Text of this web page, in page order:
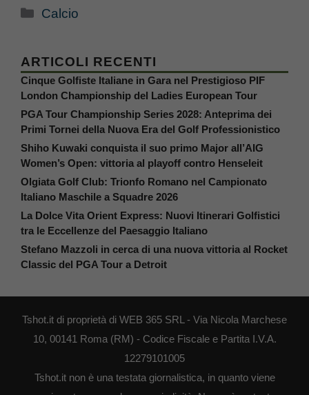
Categorie
Calcio
ARTICOLI RECENTI
Cinque Golfiste Italiane in Gara nel Prestigioso PIF
London Championship del Ladies European Tour
PGA Tour Championship Series 2028: Anteprima dei
Primi Tornei della Nuova Era del Golf Professionistico
Shiho Kuwaki conquista il suo primo Major all’AIG
Women’s Open: vittoria al playoff contro Henseleit
Olgiata Golf Club: Trionfo Romano nel Campionato
Italiano Maschile a Squadre 2026
La Dolce Vita Orient Express: Nuovi Itinerari Golfistici
tra le Eccellenze del Paesaggio Italiano
Stefano Mazzoli in cerca di una nuova vittoria al Rocket
Classic del PGA Tour a Detroit
Tshot.it di proprietà di WEB 365 SRL - Via Nicola Marchese
10, 00141 Roma (RM) - Codice Fiscale e Partita I.V.A.
12279101005
Tshot.it non è una testata giornalistica, in quanto viene